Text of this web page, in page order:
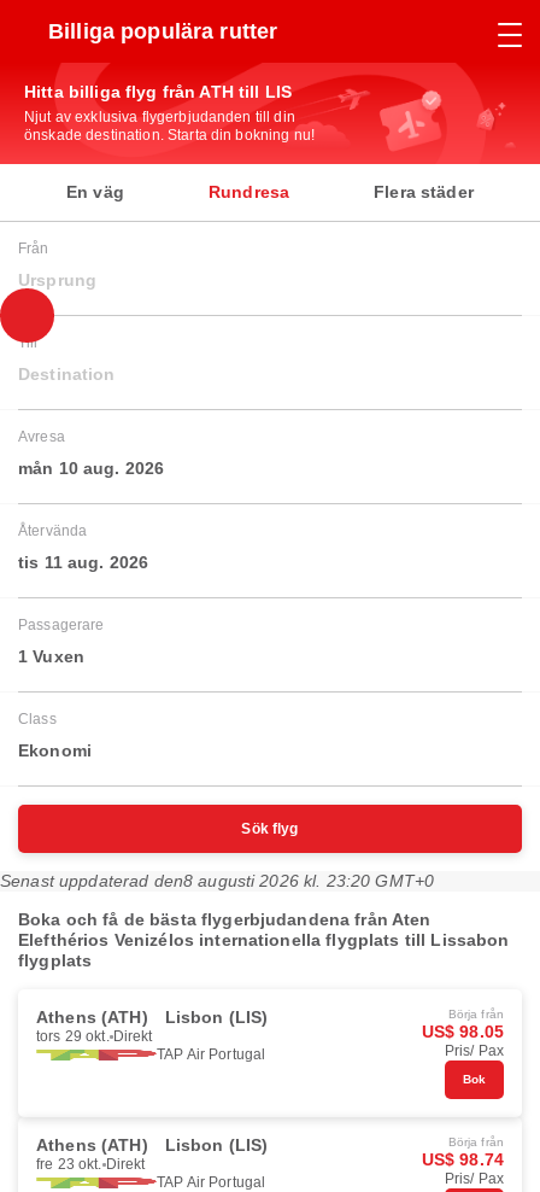
Billiga populära rutter
Hitta billiga flyg från ATH till LIS
Njut av exklusiva flygerbjudanden till din
önskade destination. Starta din bokning nu!
En väg Rundresa Flera städer
Från
Ursprung
Till
Destination
Avresa
mån 10 aug. 2026
Återvända
tis 11 aug. 2026
Passagerare
1 Vuxen
Class
Ekonomi
Sök flyg
Senast uppdaterad den8 augusti 2026 kl. 23:20 GMT+0
Boka och få de bästa flygerbjudandena från Aten
Elefthérios Venizélos internationella flygplats till Lissabon
flygplats
Athens (ATH) Lisbon (LIS)
tors 29 okt. Direkt
TAP Air Portugal
Börja från
US$ 98.05
Pris/ Pax
Bok
Athens (ATH) Lisbon (LIS)
fre 23 okt. Direkt
TAP Air Portugal
Börja från
US$ 98.74
Pris/ Pax